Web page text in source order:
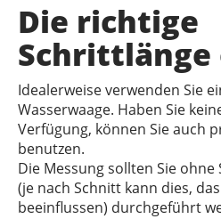
Die richtige
Idealerweise verwenden Sie
Wasserwaage. Haben Sie
Verfügung, können Sie auch
benutzen.
Die Messung sollten Sie
(je nach Schnitt kann dies,
beeinflussen) durchgeführt